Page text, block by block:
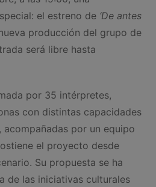
el estreno de ‘De antes
producción del grupo de
será libre hasta
por 35 intérpretes,
con distintas capacidades
por un equipo
el proyecto desde
Su propuesta se ha
de las iniciativas culturales